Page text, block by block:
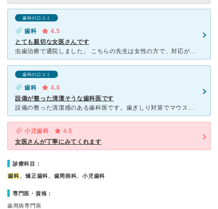
歯科の口コミ
歯科
4.5
とても親切な女医さんです
虫歯治療で通院しました。 こちらの先生は女性の方で、対応がとても親切です。 苦手な麻酔も「ちょっとチクッとしますね～」と優しく声をかけてから針をさしたり、歯を削る時も「痛かったら手を挙げて下さいね
歯科の口コミ
歯科
4.0
設備が整った清潔そうな歯科医です
設備の整った清潔感のある歯科医です。歯ぎしり対策でマウスピースを作っていただいたので定期的に通っています。顎関節症のような感じで口が大きく開けにくくなった時や、マウスピースの影響で寝ている間に舌を切っ
小児歯科
4.5
女医さんが丁寧にみてくれます
診療科目：
歯科、矯正歯科、歯周病科、小児歯科
専門医・資格：
歯周病専門医